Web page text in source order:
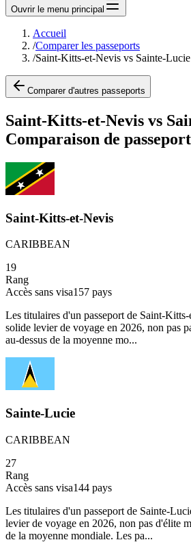
Ouvrir le menu principal
Accueil
/Comparer les passeports
/Saint-Kitts-et-Nevis vs Sainte-Lucie
Comparer d'autres passeports
Saint-Kitts-et-Nevis vs
Comparaison de
Saint-Kitts-et-Nevis
CARIBBEAN
19
Rang
Accès sans visa157 pays
Les titulaires d'un passeport de Saint-
solide levier de voyage en 2026, non pas
au-dessus de la moyenne mo...
Sainte-Lucie
CARIBBEAN
27
Rang
Accès sans visa144 pays
Les titulaires d'un passeport de Sainte-
levier de voyage en 2026, non pas d'élite
de la moyenne mondiale. Les pa...